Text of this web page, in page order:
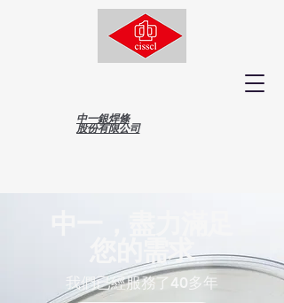
中一銀焊條
股份有限公司
您的需求
我們已經服務了40多年